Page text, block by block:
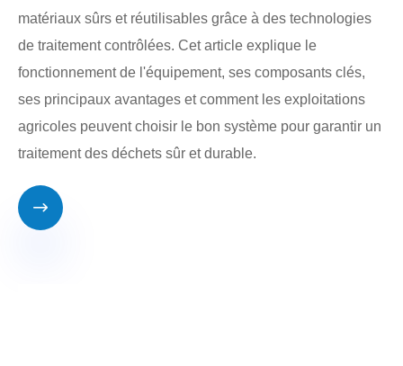
matériaux sûrs et réutilisables grâce à des technologies
de traitement contrôlées. Cet article explique le
fonctionnement de l'équipement, ses composants clés,
ses principaux avantages et comment les exploitations
agricoles peuvent choisir le bon système pour garantir un
traitement des déchets sûr et durable.
